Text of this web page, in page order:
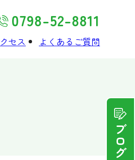
0798-52-8811
セス よくあるご質問
ブログ